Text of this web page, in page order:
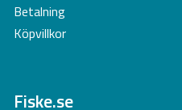
Betalning
Köpvillkor
Fiske.se